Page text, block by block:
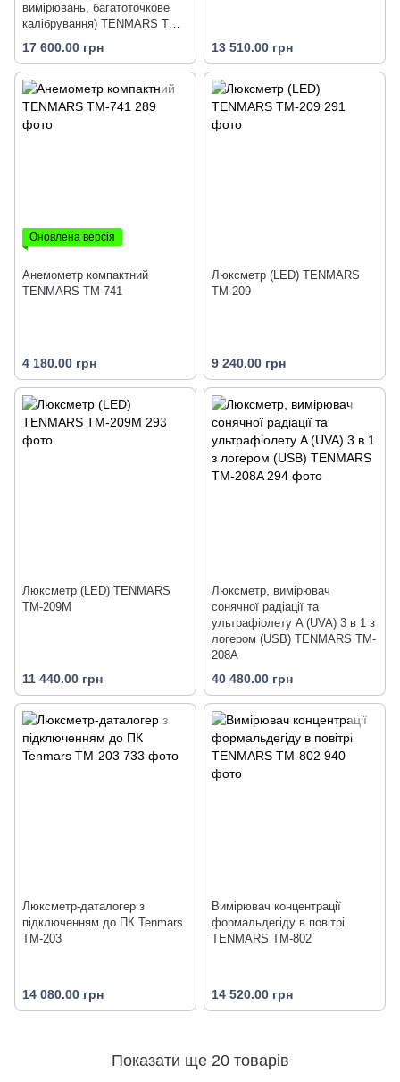
вимірювань, багатоточкове
калібрування) TENMARS TM-
292
17 600.00 грн 13 510.00 грн
Оновлена версія
Анемометр компактний
TENMARS TM-741
4 180.00 грн
Люксметр (LED) TENMARS
TM-209
9 240.00 грн
Люксметр (LED) TENMARS
TM-209М
11 440.00 грн
Люксметр, вимірювач
сонячної радіації та
ультрафіолету A (UVA) 3 в 1 з
логером (USB) TENMARS TM-
208A
40 480.00 грн
Люксметр-даталогер з
підключенням до ПК Tenmars
TM-203
14 080.00 грн
Вимірювач концентрації
формальдегіду в повітрі
TENMARS TM-802
14 520.00 грн
Показати ще 20 товарів